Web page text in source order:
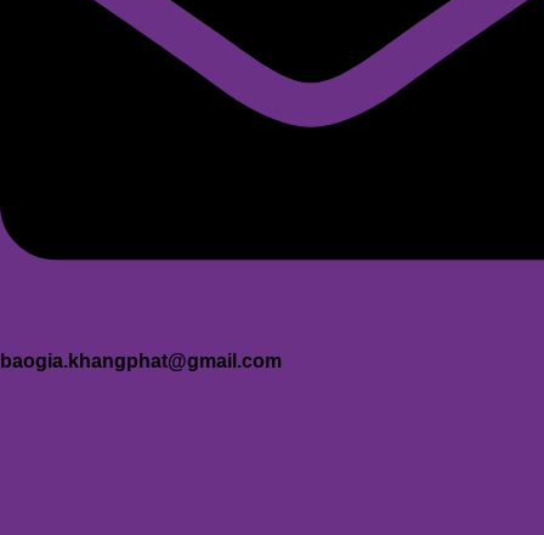
baogia.khangphat@gmail.com